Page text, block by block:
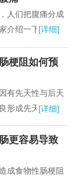
人们把腹痛分成
介绍一下腹痛的
[详细]
梗阻如何预
有先天性与后天
形成先天性纤维
[详细]
更容易导致
成食物性肠梗阻